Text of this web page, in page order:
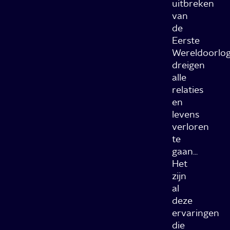
uitbreken
van
de
Eerste
dreigen
alle
relaties
en
levens
verloren
te
gaan...
Het
zijn
al
deze
ervaringen
die